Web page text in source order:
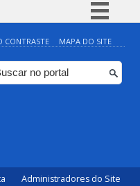
Simplifique!
Comunica BR
Participe
CONTRASTE MAPA DO SITE
Administradores do Site